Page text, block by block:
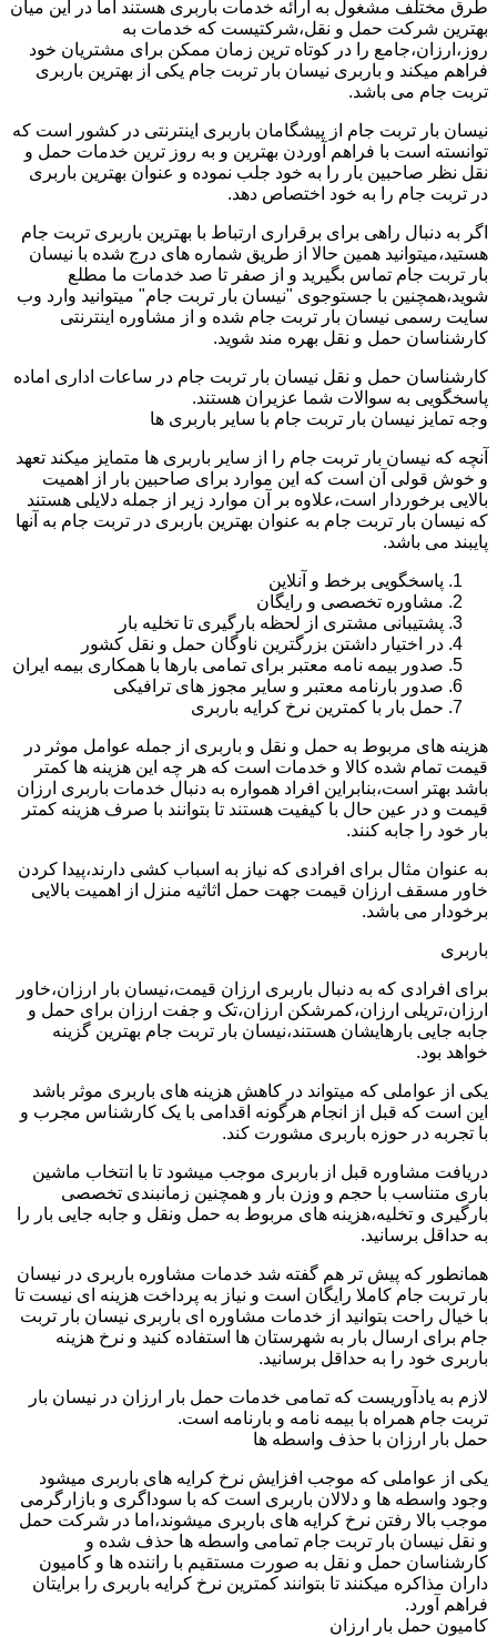
طرق مختلف مشغول به ارائه خدمات باربری هستند اما در این میان
بهترین شرکت حمل و نقل،شرکتیست که خدمات به
روز،ارزان،جامع را در کوتاه ترین زمان ممکن برای مشتریان خود
فراهم میکند و باربری نیسان بار تربت جام یکی از بهترین باربری
تربت جام می باشد.
نیسان بار تربت جام از پیشگامان باربری اینترنتی در کشور است که
توانسته است با فراهم آوردن بهترین و به روز ترین خدمات حمل و
نقل نظر صاحبین بار را به خود جلب نموده و عنوان بهترین باربری
در تربت جام را به خود اختصاص دهد.
اگر به دنبال راهی برای برقراری ارتباط با بهترین باربری تربت جام
هستید،میتوانید همین حالا از طریق شماره های درج شده با نیسان
بار تربت جام تماس بگیرید و از صفر تا صد خدمات ما مطلع
شوید،همچنین با جستوجوی "نیسان بار تربت جام" میتوانید وارد وب
سایت رسمی نیسان بار تربت جام شده و از مشاوره اینترنتی
کارشناسان حمل و نقل بهره مند شوید.
کارشناسان حمل و نقل نیسان بار تربت جام در ساعات اداری اماده
پاسخگویی به سوالات شما عزیران هستند.
وجه تمایز نیسان بار تربت جام با سایر باربری ها
آنچه که نیسان بار تربت جام را از سایر باربری ها متمایز میکند تعهد
و خوش قولی آن است که این موارد برای صاحبین بار از اهمیت
بالایی برخوردار است،علاوه بر آن موارد زیر از جمله دلایلی هستند
که نیسان بار تربت جام به عنوان بهترین باربری در تربت جام به آنها
پایبند می باشد.
پاسخگویی برخط و آنلاین
مشاوره تخصصی و رایگان
پشتیبانی مشتری از لحظه بارگیری تا تخلیه بار
در اختیار داشتن بزرگترین ناوگان حمل و نقل کشور
صدور بیمه نامه معتبر برای تمامی بارها با همکاری بیمه ایران
صدور بارنامه معتبر و سایر مجوز های ترافیکی
حمل بار با کمترین نرخ کرایه باربری
هزینه های مربوط به حمل و نقل و باربری از جمله عوامل موثر در
قیمت تمام شده کالا و خدمات است که هر چه این هزینه ها کمتر
باشد بهتر است،بنابراین افراد همواره به دنبال خدمات باربری ارزان
قیمت و در عین حال با کیفیت هستند تا بتوانند با صرف هزینه کمتر
بار خود را جابه کنند.
به عنوان مثال برای افرادی که نیاز به اسباب کشی دارند،پیدا کردن
خاور مسقف ارزان قیمت جهت حمل اثاثیه منزل از اهمیت بالایی
برخودار می باشد.
باربری
برای افرادی که به دنبال باربری ارزان قیمت،نیسان بار ارزان،خاور
ارزان،تریلی ارزان،کمرشکن ارزان،تک و جفت ارزان برای حمل و
جابه جایی بارهایشان هستند،نیسان بار تربت جام بهترین گزینه
خواهد بود.
یکی از عواملی که میتواند در کاهش هزینه های باربری موثر باشد
این است که قبل از انجام هرگونه اقدامی با یک کارشناس مجرب و
با تجربه در حوزه باربری مشورت کند.
دریافت مشاوره قبل از باربری موجب میشود تا با انتخاب ماشین
باری متناسب با حجم و وزن بار و همچنین زمانبندی تخصصی
بارگیری و تخلیه،هزینه های مربوط به حمل ونقل و جابه جایی بار را
به حداقل برسانید.
همانطور که پیش تر هم گفته شد خدمات مشاوره باربری در نیسان
بار تربت جام کاملا رایگان است و نیاز به پرداخت هزینه ای نیست تا
با خیال راحت بتوانید از خدمات مشاوره ای باربری نیسان بار تربت
جام برای ارسال بار به شهرستان ها استفاده کنید و نرخ هزینه
باربری خود را به حداقل برسانید.
لازم به یادآوریست که تمامی خدمات حمل بار ارزان در نیسان بار
تربت جام همراه با بیمه نامه و بارنامه است.
حمل بار ارزان با حذف واسطه ها
یکی از عواملی که موجب افزایش نرخ کرایه های باربری میشود
وجود واسطه ها و دلالان باربری است که با سوداگری و بازارگرمی
موجب بالا رفتن نرخ کرایه های باربری میشوند،اما در شرکت حمل
و نقل نیسان بار تربت جام تمامی واسطه ها حذف شده و
کارشناسان حمل و نقل به صورت مستقیم با راننده ها و کامیون
داران مذاکره میکنند تا بتوانند کمترین نرخ کرایه باربری را برایتان
فراهم آورد.
کامیون حمل بار ارزان